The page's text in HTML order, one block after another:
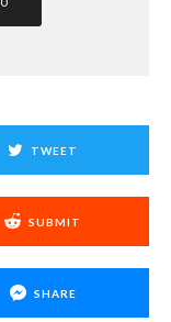
TWEET
SUBMIT
SHARE